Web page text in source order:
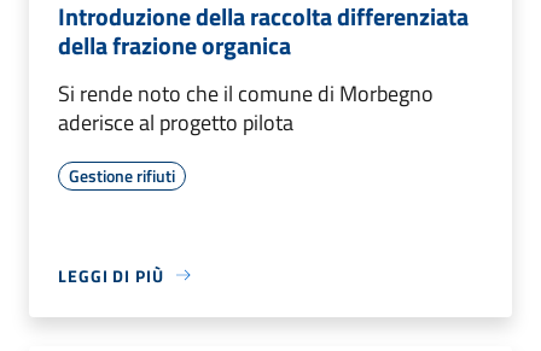
Introduzione della raccolta differenziata
della frazione organica
Si rende noto che il comune di Morbegno
aderisce al progetto pilota
Gestione rifiuti
LEGGI DI PIÙ